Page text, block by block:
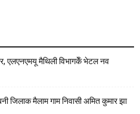
एलएनएमयू मैथिली विभागकेँ भेटल नव
जिलाक मैलाम गाम निवासी अमित कुमार झा